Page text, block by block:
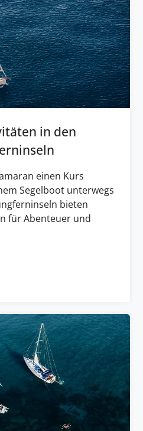
in den
einen Kurs
Segelboot unterwegs
bieten
für Abenteuer und